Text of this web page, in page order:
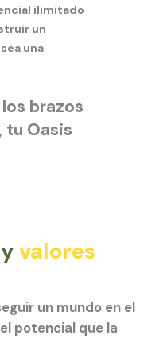
ilimitado
un
una
brazos
tu Oasis
valores
un mundo en el
potencial que la